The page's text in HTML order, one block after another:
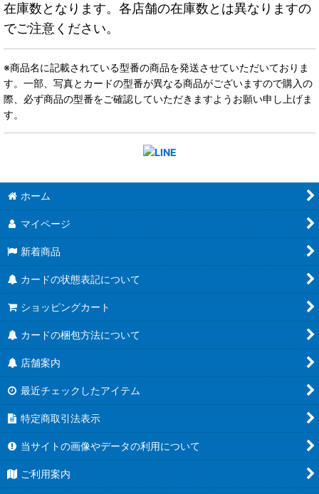
在庫数となります。各店舗の在庫数とは異なりますの
でご注意ください。
※商品名に記載されている型番の商品を発送させていただいておりま
す。一部、写真とカードの型番が異なる商品がございますので購入の
際、必ず商品の型番をご確認していただきますようお願い申し上げま
す。
ホーム
マイページ
新着商品
カードの状態表記について
ショッピングカート
カードの梱包方法について
店舗案内
最近チェックしたアイテム
特定商取引法表示
当サイトの画像やデータの利用について
ご利用案内